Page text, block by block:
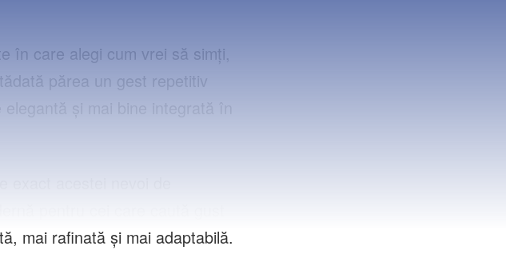
în care alegi cum vrei să simți,
părea un gest repetitiv
și mai bine integrată în
mai rafinată și mai adaptabilă.